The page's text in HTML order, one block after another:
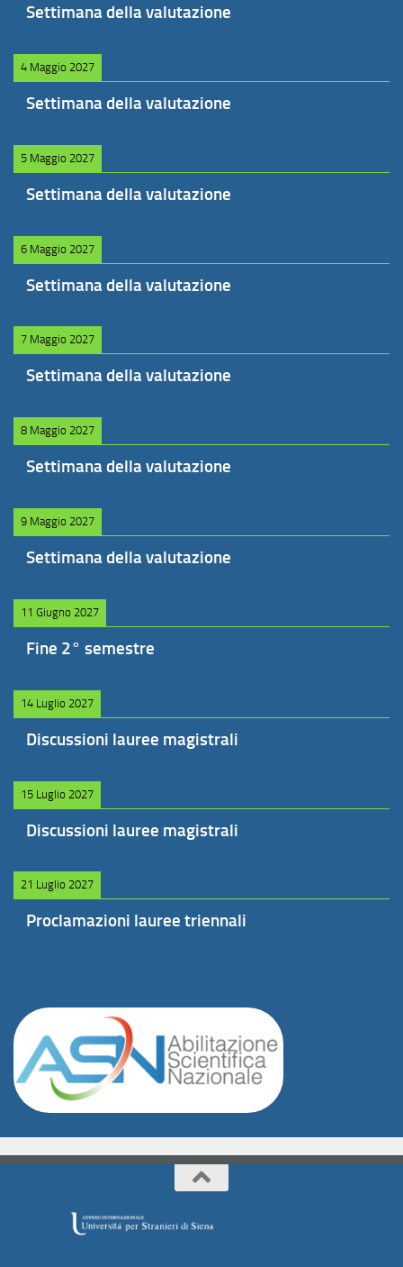
Settimana della valutazione
4 Maggio 2027
Settimana della valutazione
5 Maggio 2027
Settimana della valutazione
6 Maggio 2027
Settimana della valutazione
7 Maggio 2027
Settimana della valutazione
8 Maggio 2027
Settimana della valutazione
9 Maggio 2027
Settimana della valutazione
11 Giugno 2027
Fine 2° semestre
14 Luglio 2027
Discussioni lauree magistrali
15 Luglio 2027
Discussioni lauree magistrali
21 Luglio 2027
Proclamazioni lauree triennali